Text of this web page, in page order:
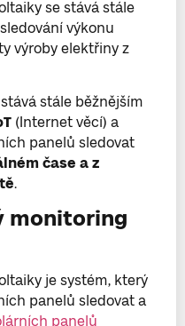
se stává stále
výkonu
výroby elektřiny z
stále běžnějším
(Internet věcí) a
panelů sledovat
čase a z
.
monitoring
je systém, který
panelů sledovat a
panelů